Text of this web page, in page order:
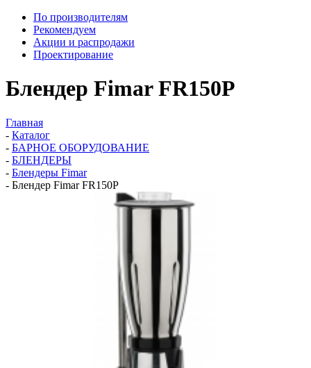
По производителям
Рекомендуем
Акции и распродажи
Проектирование
Блендер Fimar FR150P
Главная
- Каталог
- БАРНОЕ ОБОРУДОВАНИЕ
- БЛЕНДЕРЫ
- Блендеры Fimar
- Блендер Fimar FR150P